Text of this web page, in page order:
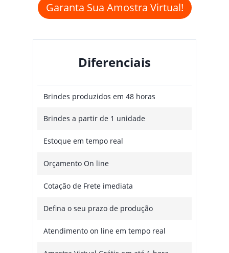
Garanta Sua Amostra Virtual!
Diferenciais
Brindes produzidos em 48 horas
Brindes a partir de 1 unidade
Estoque em tempo real
Orçamento On line
Cotação de Frete imediata
Defina o seu prazo de produção
Atendimento on line em tempo real